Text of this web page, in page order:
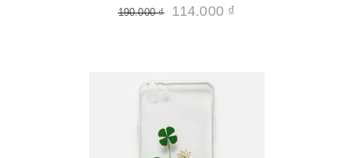
190.000₫ 114.000 ₫